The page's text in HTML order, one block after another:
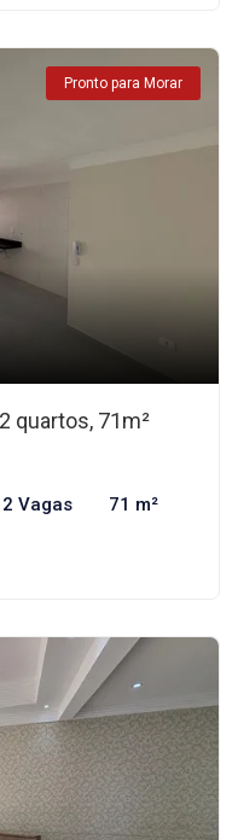
Pronto para Morar
quartos, 71m²
2 Vagas 71 m²